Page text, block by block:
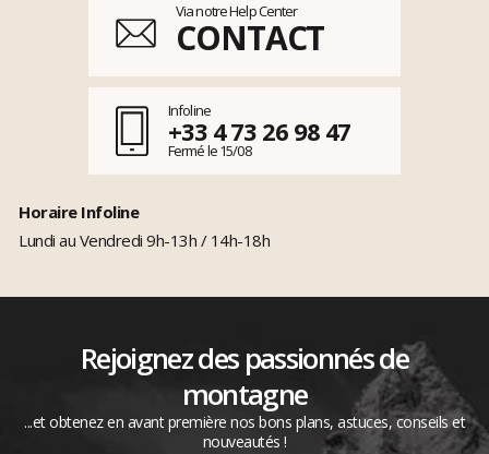
Via notre Help Center
CONTACT
Infoline
+33 4 73 26 98 47
Fermé le 15/08
Horaire Infoline
Lundi au Vendredi 9h-13h / 14h-18h
Rejoignez des passionnés de
montagne
...et obtenez en avant première nos bons plans, astuces, conseils et
nouveautés !